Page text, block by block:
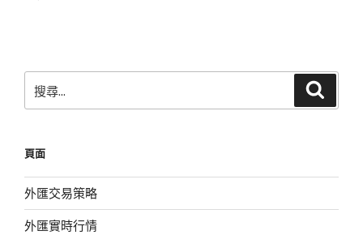
尋
字:
頁面
外匯交易策略
外匯實時行情